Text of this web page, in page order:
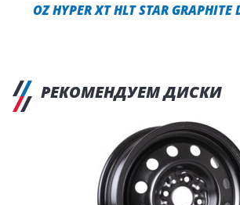
OZ HYPER XT HLT STAR
РЕКОМЕНДУЕМ ДИСКИ